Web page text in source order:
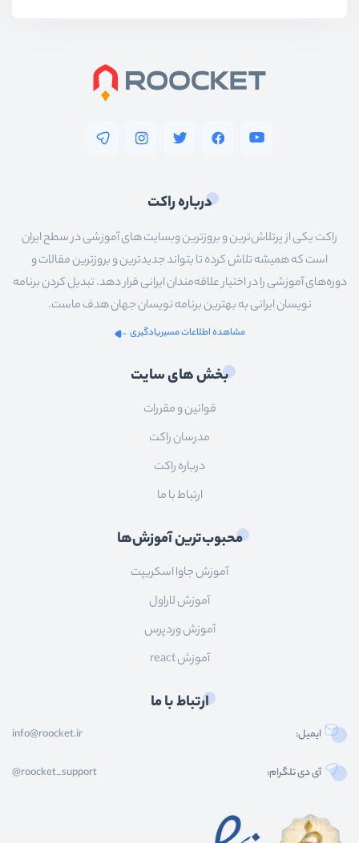
درباره راکت
راکت یکی از پرتلاش‌ترین و بروزترین وبسایت های آموزشی در سطح ایران
است که همیشه تلاش کرده تا بتواند جدیدترین و بروزترین مقالات و
دوره‌های آموزشی را در اختیار علاقه‌مندان ایرانی قرار دهد. تبدیل کردن برنامه
نویسان ایرانی به بهترین برنامه نویسان جهان هدف ماست.
مشاهده اطلاعات مسیریادگیری
بخش های سایت
قوانین و مقررات
مدرسان راکت
درباره راکت
ارتباط با ما
محبوب‌ترین آموزش‌ها
آموزش جاوا اسکریپت
آموزش لاراول
آموزش وردپرس
آموزش react
ارتباط با ما
ایمیل: info@roocket.ir
آی دی تلگرام: @roocket_support